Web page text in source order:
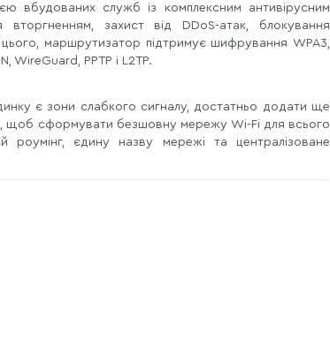
вбудованих служб із комплексним антивірусним
захист від DDoS-атак, блокування
цього, маршрутизатор підтримує шифрування WPA3,
WireGuard, PPTP і L2TP.
є зони слабкого сигналу, достатньо додати ще
щоб сформувати безшовну мережу Wi-Fi для всього
роумінг, єдину назву мережі та централізоване